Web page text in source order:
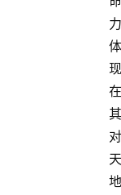
力
体
现
在
其
对
天
地